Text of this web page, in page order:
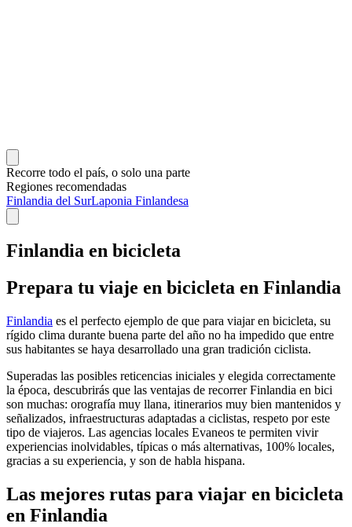
Recorre todo el país, o solo una parte
Regiones recomendadas
Finlandia del SurLaponia Finlandesa
Finlandia en bicicleta
Prepara tu viaje en bicicleta en Finlandia
Finlandia es el perfecto ejemplo de que para viajar en bicicleta, su
rígido clima durante buena parte del año no ha impedido que entre
sus habitantes se haya desarrollado una gran tradición ciclista.
Superadas las posibles reticencias iniciales y elegida correctamente
la época, descubrirás que las ventajas de recorrer Finlandia en bici
son muchas: orografía muy llana, itinerarios muy bien mantenidos y
señalizados, infraestructuras adaptadas a ciclistas, respeto por este
tipo de viajeros. Las agencias locales Evaneos te permiten vivir
experiencias inolvidables, típicas o más alternativas, 100% locales,
gracias a su experiencia, y son de habla hispana.
Las mejores rutas para viajar en bicicleta
en Finlandia